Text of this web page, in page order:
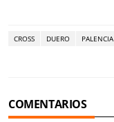
CROSS DUERO PALENCIA
COMENTARIOS